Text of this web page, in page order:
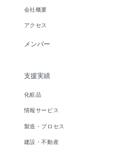
会社概要
アクセス
メンバー
支援実績
化粧品
情報サービス
製造・プロセス
建設・不動産